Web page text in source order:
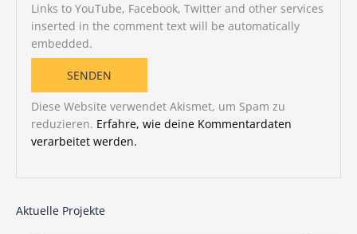
Links to YouTube, Facebook, Twitter and other services
inserted in the comment text will be automatically
embedded.
Diese Website verwendet Akismet, um Spam zu
reduzieren. Erfahre, wie deine Kommentardaten
verarbeitet werden.
Aktuelle Projekte